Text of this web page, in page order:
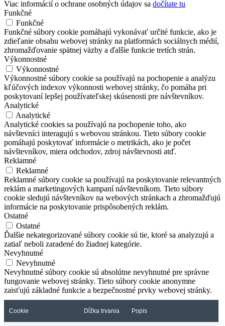
Viac informácií o ochrane osobných údajov sa dočítate tu
Funkčné
Funkčné
Funkčné súbory cookie pomáhajú vykonávať určité funkcie, ako je
zdieľanie obsahu webovej stránky na platformách sociálnych médií,
zhromažďovanie spätnej väzby a ďalšie funkcie tretích strán.
Výkonnostné
Výkonnostné
Výkonnostné súbory cookie sa používajú na pochopenie a analýzu
kľúčových indexov výkonnosti webovej stránky, čo pomáha pri
poskytovaní lepšej používateľskej skúsenosti pre návštevníkov.
Analytické
Analytické
Analytické cookies sa používajú na pochopenie toho, ako
návštevníci interagujú s webovou stránkou. Tieto súbory cookie
pomáhajú poskytovať informácie o metrikách, ako je počet
návštevníkov, miera odchodov, zdroj návštevnosti atď.
Reklamné
Reklamné
Reklamné súbory cookie sa používajú na poskytovanie relevantných
reklám a marketingových kampaní návštevníkom. Tieto súbory
cookie sledujú návštevníkov na webových stránkach a zhromažďujú
informácie na poskytovanie prispôsobených reklám.
Ostatné
Ostatné
Ďalšie nekategorizované súbory cookie sú tie, ktoré sa analyzujú a
zatiaľ neboli zaradené do žiadnej kategórie.
Nevyhnutné
Nevyhnutné
Nevyhnutné súbory cookie sú absolútne nevyhnutné pre správne
fungovanie webovej stránky. Tieto súbory cookie anonymne
zaisťujú základné funkcie a bezpečnostné prvky webovej stránky.
Cookie Dĺžka trvania Popis